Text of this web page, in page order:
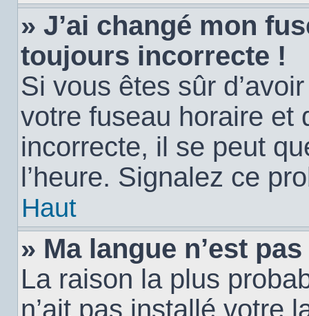
» J’ai changé mon
toujours incorrecte !
Si vous êtes sûr
votre fuseau horaire et
incorrecte, il se peut
l’heure. Signalez ce
Haut
» Ma langue n’est
La raison la plus
n’ait pas installé votre